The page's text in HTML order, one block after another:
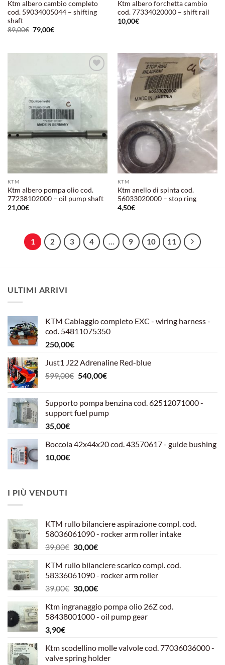
Ktm albero cambio completo
cod. 59034005044 – shifting
shaft
89,00€ Il
prezzo
89,00€.
79,00€Il
79,00€.
Ktm albero forchetta cambio
cod. 77334020000 – shift rail
10,00€
Aggiungi
alla lista
KTM
Ktm albero pompa olio cod.
77238102000 – oil pump shaft
21,00€
Aggiungi
desideri
KTM
Ktm anello di spinta cod.
56033020000 – stop ring
4,50€
1 2 3 4 … 9 10 11
ULTIMI ARRIVI
KTM Cablaggio completo EXC - wiring harness -
cod. 54811075350
250,00€
Just1 J22 Adrenaline Red-blue
599,00€ Il
era:
599,00€.
540,00€Il
è:
540,00€.
Supporto pompa benzina cod. 62512071000 -
support fuel pump
35,00€
Boccola 42x44x20 cod. 43570617 - guide bushing
10,00€
I PIÙ VENDUTI
KTM rullo bilanciere aspirazione compl. cod.
58036061090 - rocker arm roller intake
39,00€ Il
originale
era:
39,00€.
30,00€Il
attuale
è:
30,00€.
KTM rullo bilanciere scarico compl. cod.
58336061090 - rocker arm roller
39,00€ Il
originale
era:
30,00€Il
attuale
è:
Ktm ingranaggio pompa olio 26Z cod.
58438001000 - oil pump gear
3,90€
Ktm scodellino molle valvole cod. 77036036000 -
valve spring holder